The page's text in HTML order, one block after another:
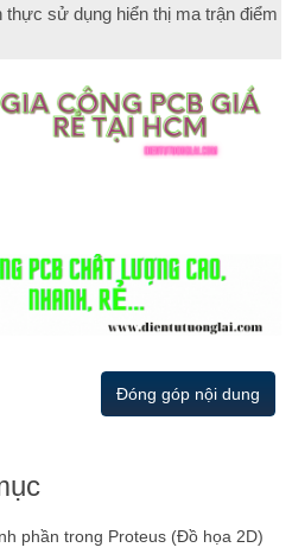
sử dụng hiển thị ma trận điểm
Đóng góp nội dung
phần trong Proteus (Đồ họa 2D)